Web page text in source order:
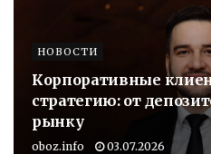
НОВОСТИ
Корпоративные
стратегию: от
рынку
oboz.info 03.07.2026